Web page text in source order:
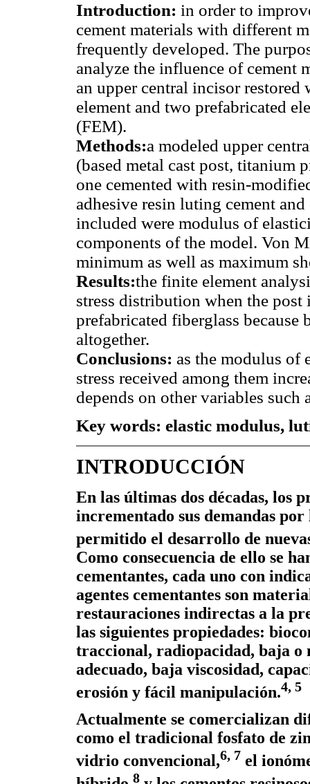
Introduction: in order to
cement materials with different
frequently developed. The
analyze the influence of cement
an upper central incisor
element and two prefabricated
(FEM).
Methods:a modeled upper
(based metal cast post, titanium
one cemented with resin-
adhesive resin luting cement
included were modulus of
components of the model. Von
minimum as well as maximum
Results:the finite element
stress distribution when the
prefabricated fiberglass because
altogether.
Conclusions: as the modulus of
stress received among them
depends on other variables such
Key words: elastic modulus,
INTRODUCCIÓN
En las últimas dos décadas, los
incrementado sus demandas
permitido el desarrollo de
Como consecuencia de ello se
cementantes, cada uno con
agentes cementantes son
restauraciones indirectas a la
las siguientes propiedades:
traccional, radiopacidad, baja o
adecuado, baja viscosidad,
erosión y fácil manipulación.4, 5
Actualmente se comercializan
como el tradicional fosfato de
vidrio convencional,6, 7 el
8